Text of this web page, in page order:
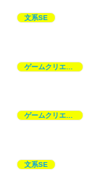
文系SE
ゲームクリエイター
文系SE